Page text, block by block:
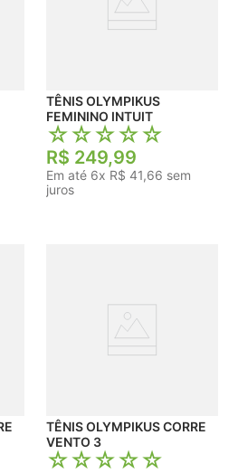
TÊNIS OLYMPIKUS
FEMININO INTUIT
☆☆☆☆☆
R$ 249,99
Em até 6x R$ 41,66 sem
juros
TÊNIS OLYMPIKUS CORRE
VENTO 3
☆☆☆☆☆